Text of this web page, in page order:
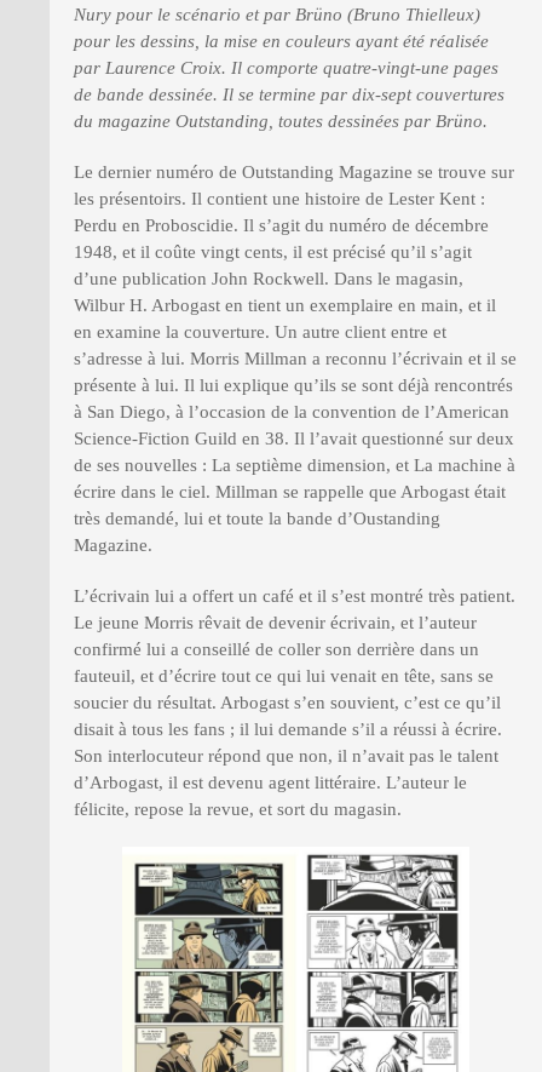
Nury pour le scénario et par Brüno (Bruno Thielleux)
pour les dessins, la mise en couleurs ayant été réalisée
par Laurence Croix. Il comporte quatre-vingt-une pages
de bande dessinée. Il se termine par dix-sept couvertures
du magazine Outstanding, toutes dessinées par Brüno.
Le dernier numéro de Outstanding Magazine se trouve sur
les présentoirs. Il contient une histoire de Lester Kent :
Perdu en Proboscidie. Il s’agit du numéro de décembre
1948, et il coûte vingt cents, il est précisé qu’il s’agit
d’une publication John Rockwell. Dans le magasin,
Wilbur H. Arbogast en tient un exemplaire en main, et il
en examine la couverture. Un autre client entre et
s’adresse à lui. Morris Millman a reconnu l’écrivain et il se
présente à lui. Il lui explique qu’ils se sont déjà rencontrés
à San Diego, à l’occasion de la convention de l’American
Science-Fiction Guild en 38. Il l’avait questionné sur deux
de ses nouvelles : La septième dimension, et La machine à
écrire dans le ciel. Millman se rappelle que Arbogast était
très demandé, lui et toute la bande d’Oustanding
Magazine.
L’écrivain lui a offert un café et il s’est montré très patient.
Le jeune Morris rêvait de devenir écrivain, et l’auteur
confirmé lui a conseillé de coller son derrière dans un
fauteuil, et d’écrire tout ce qui lui venait en tête, sans se
soucier du résultat. Arbogast s’en souvient, c’est ce qu’il
disait à tous les fans ; il lui demande s’il a réussi à écrire.
Son interlocuteur répond que non, il n’avait pas le talent
d’Arbogast, il est devenu agent littéraire. L’auteur le
félicite, repose la revue, et sort du magasin.